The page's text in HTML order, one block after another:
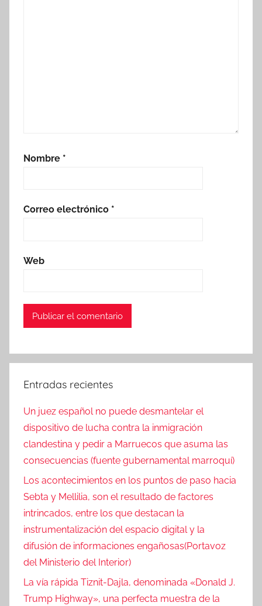
Nombre *
Correo electrónico *
Web
Entradas recientes
Un juez español no puede desmantelar el
dispositivo de lucha contra la inmigración
clandestina y pedir a Marruecos que asuma las
consecuencias (fuente gubernamental marroquí)
Los acontecimientos en los puntos de paso hacia
Sebta y Mellilia, son el resultado de factores
intrincados, entre los que destacan la
instrumentalización del espacio digital y la
difusión de informaciones engañosas(Portavoz
del Ministerio del Interior)
La vía rápida Tiznit-Dajla, denominada «Donald J.
Trump Highway», una perfecta muestra de la